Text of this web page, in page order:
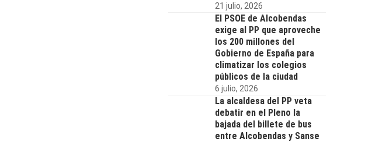
21 julio, 2026
El PSOE de Alcobendas
exige al PP que aproveche
los 200 millones del
Gobierno de España para
climatizar los colegios
públicos de la ciudad
6 julio, 2026
La alcaldesa del PP veta
debatir en el Pleno la
bajada del billete de bus
entre Alcobendas y Sanse